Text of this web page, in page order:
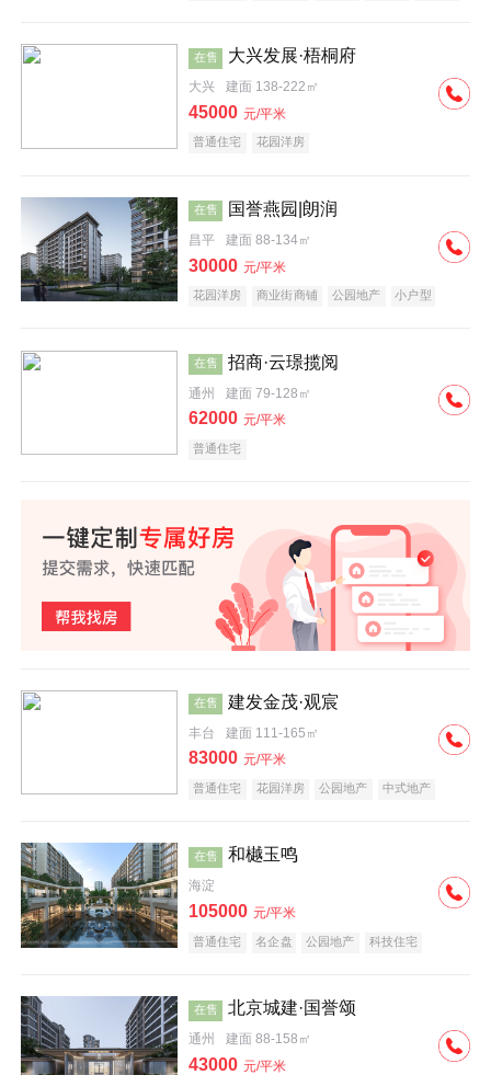
在售 大兴发展·梧桐府
大兴 建面 138-222㎡
45000 元/平米
普通住宅 花园洋房
在售 国誉燕园|朗润
昌平 建面 88-134㎡
30000 元/平米
花园洋房 商业街商铺 公园地产
小户型
在售 招商·云璟揽阅
通州 建面 79-128㎡
62000 元/平米
普通住宅
在售 建发金茂·观宸
丰台 建面 111-165㎡
83000 元/平米
普通住宅 花园洋房 公园地产
中式地产
在售 和樾玉鸣
海淀
105000 元/平米
普通住宅 名企盘 公园地产 科技住宅
在售 北京城建·国誉颂
通州 建面 88-158㎡
43000 元/平米